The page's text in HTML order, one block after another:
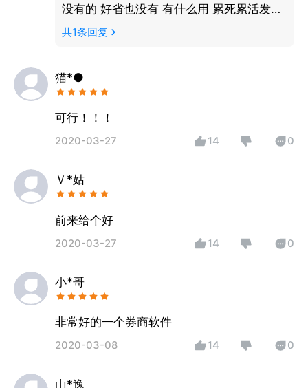
没有的 好省也没有 有什么用 累死累活发展
了一千多个下线用户 每个月从一千多佣金
堵吗。骗人的 浪费时间和精力
共1条回复
猫*●
可行！！！
2020-03-27 14 0
Ｖ*姑
前来给个好
2020-03-27 14 0
小*哥
非常好的一个券商软件
2020-03-08 14 0
山*逸